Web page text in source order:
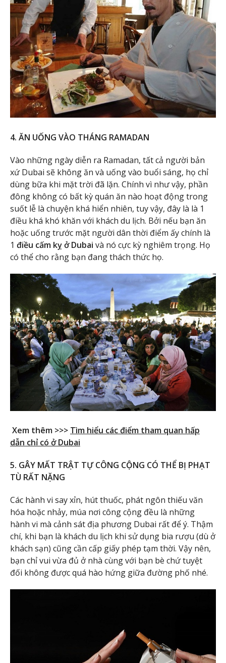
4. ĂN UỐNG VÀO THÁNG RAMADAN
Vào những ngày diễn ra Ramadan, tất cả người bản
xứ Dubai sẽ không ăn và uống vào buổi sáng, họ chỉ
dùng bữa khi mặt trời đã lặn. Chính vì như vậy, phần
đông không có bất kỳ quán ăn nào hoạt động trong
suốt lễ là chuyện khá hiển nhiên, tuy vậy, đây là là 1
điều khá khó khăn với khách du lịch. Bởi nếu bạn ăn
hoặc uống trước mặt người dân thời điểm ấy chính là
1 điều cấm kỵ ở Dubai và nó cực kỳ nghiêm trọng. Họ
có thể cho rằng bạn đang thách thức họ.
Xem thêm >>> Tìm hiểu các điểm tham quan hấp
dẫn chỉ có ở Dubai
5. GÂY MẤT TRẬT TỰ CÔNG CỘNG CÓ THỂ BỊ PHẠT
TÙ RẤT NẶNG
Các hành vi say xỉn, hút thuốc, phát ngôn thiếu văn
hóa hoặc nhảy, múa nơi công cộng đều là những
hành vi mà cảnh sát địa phương Dubai rất để ý. Thậm
chí, khi bạn là khách du lịch khi sử dụng bia rượu (dù ở
khách sạn) cũng cần cấp giấy phép tạm thời. Vậy nên,
bạn chỉ vui vừa đủ ở nhà cùng với bạn bè chứ tuyệt
đối không được quá hào hứng giữa đường phố nhé.